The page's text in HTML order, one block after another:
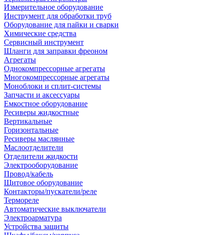
Измерительное оборудование
Инструмент для обработки труб
Оборудование для пайки и сварки
Химические средства
Сервисный инструмент
Шланги для заправки фреоном
Агрегаты
Однокомпрессорные агрегаты
Многокомпрессорные агрегаты
Моноблоки и сплит-системы
Запчасти и аксессуары
Емкостное оборудование
Ресиверы жидкостные
Вертикальные
Горизонтальные
Ресиверы маслянные
Маслоотделители
Отделители жидкости
Электрооборудование
Провод/кабель
Щитовое оборудование
Контакторы/пускатели/реле
Термореле
Автоматические выключатели
Электроарматура
Устройства защиты